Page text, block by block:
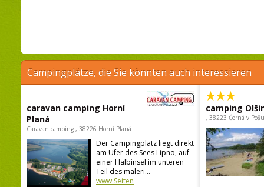
Campingplätze, die Sie könnten auch interessieren
caravan camping Horní
Planá
Caravan camping , 38226 Horní Planá
Der Campingplatz liegt direkt
am Ufer des Sees Lipno, auf
einer Halbinsel im unteren
Teil des maleri...
www Seiten
camping
, 38223 Černá v